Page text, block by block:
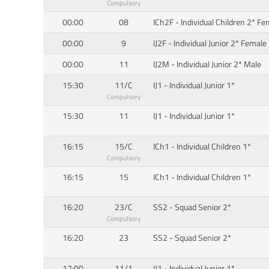
Compulsory
00:00 08
ICh2F - Individual Children 2*
00:00
9
IJ2F - Individual Junior 2* Female
00:00
11
IJ2M - Individual Junior 2* Male
15:30
11/C
Compulsory
IJ1 - Individual Junior 1*
15:30 11 IJ1 - Individual Junior 1*
16:15 15/C
Compulsory
ICh1 - Individual Children 1*
16:15 15 ICh1 - Individual Children 1*
16:20 23/C
Compulsory
SS2 - Squad Senior 2*
16:20 23 SS2 - Squad Senior 2*